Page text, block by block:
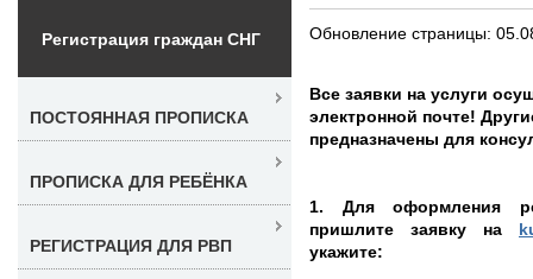
Обновление страницы:
Все заявки на услуги
электронной почте!
предназначены для
1. Для оформления
пришлите заявку на
укажите:
Регистрация граждан СНГ
ПОСТОЯННАЯ ПРОПИСКА
ПРОПИСКА ДЛЯ РЕБЁНКА
РЕГИСТРАЦИЯ ДЛЯ РВП